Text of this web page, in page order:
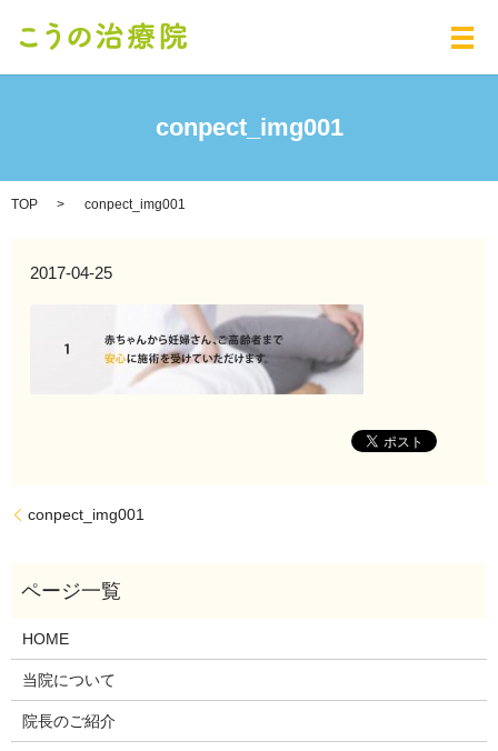
メ
conpect_img001
TOP conpect_img001
2017-04-25
conpect_img001
HOME
当院について
院長のご紹介